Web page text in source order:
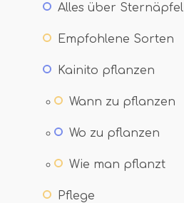
Alles über Sternäpfel
Empfohlene Sorten
Kainito pflanzen
Wann zu pflanzen
Wo zu pflanzen
Wie man pflanzt
Pflege